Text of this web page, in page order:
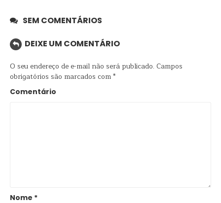
SEM COMENTÁRIOS
DEIXE UM COMENTÁRIO
O seu endereço de e-mail não será publicado. Campos
obrigatórios são marcados com*
Comentário
Nome *